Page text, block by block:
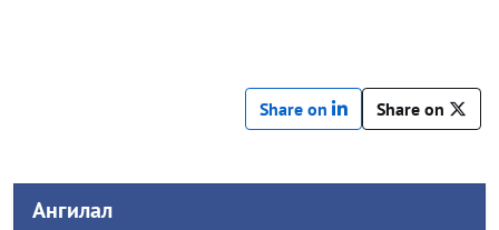
Share on Share on
Ангилал